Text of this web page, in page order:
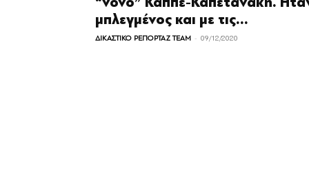
μπλεγμένος και με τις...
ΔΙΚΑΣΤΙΚΟ ΡΕΠΟΡΤΑΖ TEAM - 09/12/2020